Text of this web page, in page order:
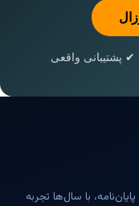
پشتیبانی واقعی
با سال‌ها تجربه